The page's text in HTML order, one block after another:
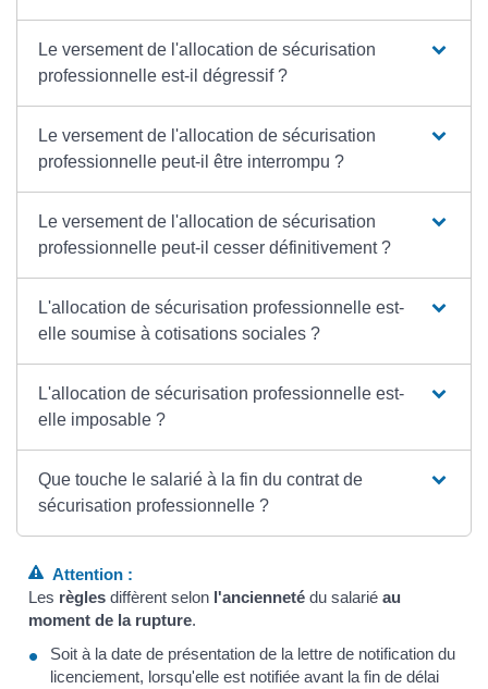
Le versement de l'allocation de sécurisation
professionnelle est-il dégressif ?
Le versement de l'allocation de sécurisation
professionnelle peut-il être interrompu ?
Le versement de l'allocation de sécurisation
professionnelle peut-il cesser définitivement ?
L'allocation de sécurisation professionnelle est-
elle soumise à cotisations sociales ?
L'allocation de sécurisation professionnelle est-
elle imposable ?
Que touche le salarié à la fin du contrat de
sécurisation professionnelle ?
Attention :
Les règles diffèrent selon l'anciennetédu salariéau
moment de la rupture.
Soit à la date de présentation de la lettre de notification du
licenciement, lorsqu'elle est notifiée avant la fin de délai